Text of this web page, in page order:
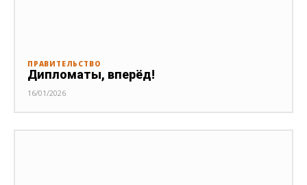
ПРАВИТЕЛЬСТВО
Дипломаты, вперёд!
16/01/2026